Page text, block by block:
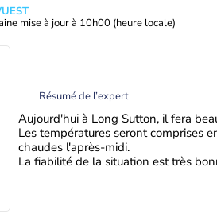
mise à jour à 10h00 (heure locale)
Résumé de l’expert
Aujourd'hui à Long Sutton, il fera
Les températures seront comprises
chaudes l'après-midi.
La fiabilité de la situation est très